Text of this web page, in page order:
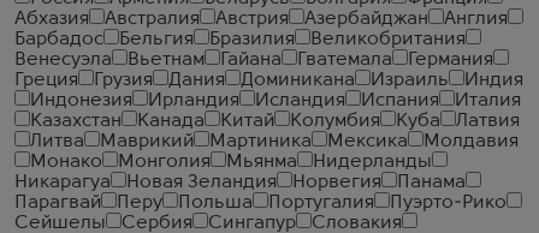
Абхазия
Австралия Австрия Азербайджан
Англия
Барбадос
Бельгия Бразилия
Великобритания
Венесуэла
Вьетнам Гайана Гватемала
Германия
Греция
Грузия Дания Доминикана Израиль
Индия
Индонезия
Ирландия Исландия Испания
Италия
Казахстан
Канада Китай Колумбия Куба
Латвия
Литва
Маврикий Мартиника Мексика
Молдавия
Монако
Монголия Мьянма
Нидерланды
Никарагуа
Новая Зеландия Норвегия
Панама
Парагвай
Перу Польша Португалия
Пуэрто-Рико
Сейшелы
Сербия Сингапур
Словакия